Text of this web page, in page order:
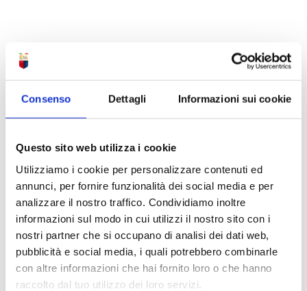
Consenso Dettagli Informazioni sui cookie
Questo sito web utilizza i cookie
Utilizziamo i cookie per personalizzare contenuti ed
annunci, per fornire funzionalità dei social media e per
analizzare il nostro traffico. Condividiamo inoltre
informazioni sul modo in cui utilizzi il nostro sito con i
nostri partner che si occupano di analisi dei dati web,
pubblicità e social media, i quali potrebbero combinarle
con altre informazioni che hai fornito loro o che hanno
raccolto dal tuo utilizzo dei loro servizi.
27/03/2026
Femminile
del terzo «risultato utile» consecutivo
Sabato 4 aprile 2026, alle ore 12,30, affrontando nell’anticipo della
XVIII – e quintultima –
giornata del Campionato di Serie A Femminile allo stadio “Arena
Giuseppe Piccolo” di Cercola
(località a circa otto chilometri a sud di Napoli, nella cui città
metropolitana rientra) il Napoli
Women (diretta streaming su DAZN, accessibile anche
gratuitamente a chi si iscrive alla
piattaforma dell’emittente), il Genoa Women dovrà cercare in tutti i
modi – dopo i pareggi